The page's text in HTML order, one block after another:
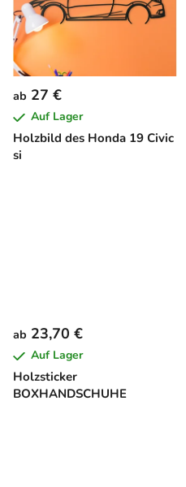
Holzbild des Honda 19 Civic
si
ab 27 €
Auf Lager
Holzsticker
BOXHANDSCHUHE
ab 23,70 €
Auf Lager